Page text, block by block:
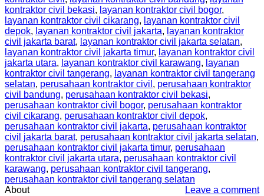
kontraktor civil bekasi, layanan kontraktor civil bogor,
layanan kontraktor civil cikarang, layanan kontraktor civil
depok, layanan kontraktor civil jakarta, layanan kontraktor
civil jakarta barat, layanan kontraktor civil jakarta selatan,
layanan kontraktor civil jakarta timur, layanan kontraktor civil
jakarta utara, layanan kontraktor civil karawang, layanan
kontraktor civil tangerang, layanan kontraktor civil tangerang
selatan, perusahaan kontraktor civil , perusahaan kontraktor
civil bandung, perusahaan kontraktor civil bekasi,
perusahaan kontraktor civil bogor, perusahaan kontraktor
civil cikarang, perusahaan kontraktor civil depok,
perusahaan kontraktor civil jakarta, perusahaan kontraktor
civil jakarta barat, perusahaan kontraktor civil jakarta selatan,
perusahaan kontraktor civil jakarta timur, perusahaan
kontraktor civil jakarta utara, perusahaan kontraktor civil
karawang, perusahaan kontraktor civil tangerang,
perusahaan kontraktor civil tangerang selatan
Leave a comment
About